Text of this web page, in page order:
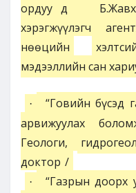
ордуу д
хэрэгжүүлэгч
нөөцийн
мэдээллийн сан
·
“Говийн бүсэд
арвижуулах
Геологи,
доктор /
·
“Газрын доорх